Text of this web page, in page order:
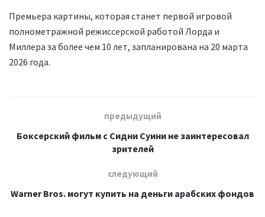
Премьера картины, которая станет первой игровой
полнометражной режиссерской работой Лорда и
Миллера за более чем 10 лет, запланирована на 20 марта
2026 года.
предыдущий
Боксерский фильм с Сидни Суини не заинтересовал
зрителей
следующий
Warner Bros. могут купить на деньги арабских фондов